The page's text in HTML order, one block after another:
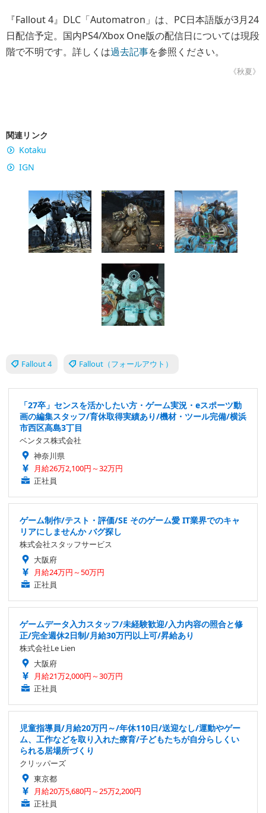
『Fallout 4』DLC「Automatron」は、PC日本語版が3月24
日配信予定。国内PS4/Xbox One版の配信日については現段
階で不明です。詳しくは過去記事を参照ください。
《秋夏》
関連リンク
Kotaku
IGN
Fallout 4 Fallout（フォールアウト）
「27卒」センスを活かしたい方・ゲーム実況・eスポーツ動
画の編集スタッフ/育休取得実績あり/機材・ツール完備/横浜
市西区高島3丁目
ベンタス株式会社
神奈川県
月給26万2,100円～32万円
正社員
ゲーム制作/テスト・評価/SE そのゲーム愛 IT業界でのキャ
リアにしませんか バグ探し
株式会社スタッフサービス
大阪府
月給24万円～50万円
正社員
ゲームデータ入力スタッフ/未経験歓迎/入力内容の照合と修
正/完全週休2日制/月給30万円以上可/昇給あり
株式会社Le Lien
大阪府
月給21万2,000円～30万円
正社員
児童指導員/月給20万円～/年休110日/送迎なし/運動やゲー
ム、工作などを取り入れた療育/子どもたちが自分らしくい
られる居場所づくり
クリッパーズ
東京都
月給20万5,680円～25万2,200円
正社員